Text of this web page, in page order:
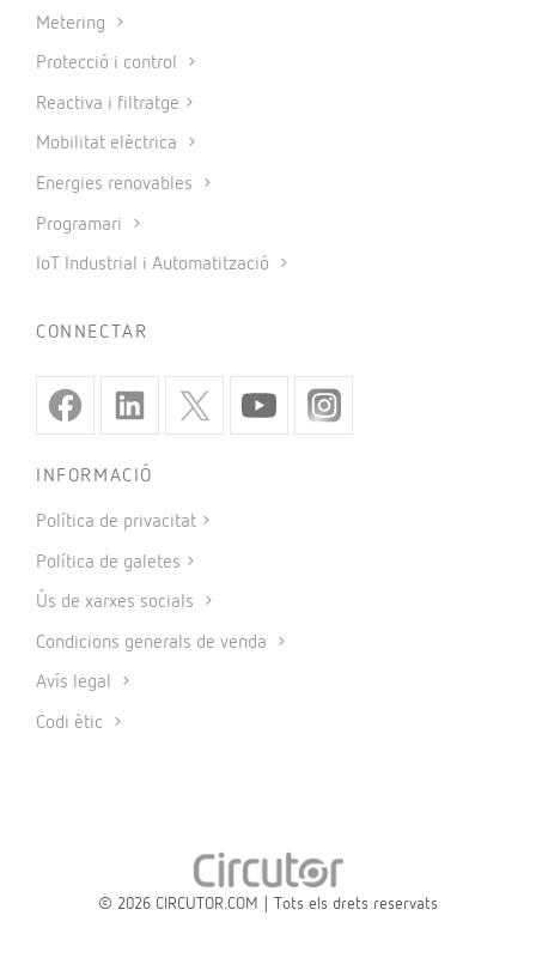
Metering
Protecció i control
Reactiva i filtratge
Mobilitat elèctrica
Energies renovables
Programari
IoT Industrial i Automatització
CONNECTAR
INFORMACIÓ
Política de privacitat
Política de galetes
Ús de xarxes socials
Condicions generals de venda
Avís legal
Codi ètic
© 2026 CIRCUTOR.COM | Tots els drets reservats